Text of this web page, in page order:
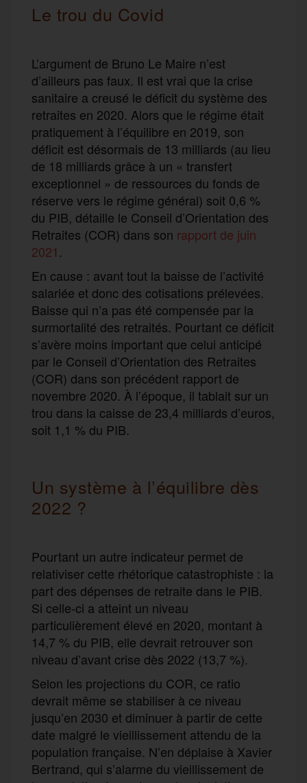
Le trou du Covid
L’argument de Bruno Le Maire n’est
d’ailleurs pas faux. Il est vrai que la crise
sanitaire a creusé le déficit du système des
retraites en 2020. Alors que le régime était
pratiquement à l’équilibre en 2019, son
déficit est désormais de 13 milliards (au lieu
de 18 milliards grâce à un « transfert
exceptionnel » de ressources du fonds de
réserve vers le régime général) soit 0,6 %
du PIB, détaille le Conseil d’Orientation des
Retraites (COR) dans son rapport de juin
2021 .
En cause : avant tout la baisse de l’activité
salariée et donc des cotisations prélevées.
Baisse qui n’a pas été compensée par la
surmortalité des retraités. Pourtant ce déficit
s’avère moins important que celui anticipé
par le Conseil d’Orientation des Retraites
(COR) dans son précédent rapport de
novembre 2020. À l’époque, il tablait sur un
trou dans la caisse de 23,4 milliards d’euros,
soit 1,1 % du PIB.
Un système à l’équilibre dès
2022 ?
Pourtant un autre indicateur permet de
relativiser cette rhétorique catastrophiste : la
part des dépenses de retraite dans le PIB.
Si celle-ci a atteint un niveau
particulièrement élevé en 2020, montant à
14,7 % du PIB, elle devrait retrouver son
niveau d’avant crise dès 2022 (13,7 %).
Selon les projections du COR, ce ratio
devrait même se stabiliser à ce niveau
jusqu’en 2030 et diminuer à partir de cette
date malgré le vieillissement attendu de la
population française. N’en déplaise à Xavier
Bertrand, qui s’alarme du vieillissement de